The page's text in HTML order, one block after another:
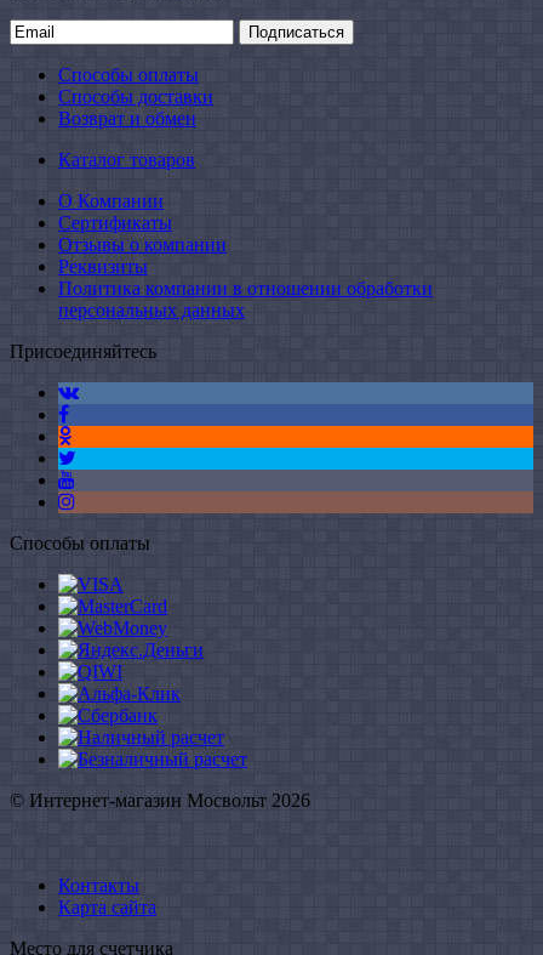
Подписаться
Способы оплаты
Способы доставки
Возврат и обмен
Каталог товаров
О Компании
Сертификаты
Отзывы о компании
Реквизиты
Политика компании в отношении обработки
персональных данных
Присоединяйтесь
Способы оплаты
© Интернет-магазин Мосвольт 2026
Контакты
Карта сайта
Место для счетчика